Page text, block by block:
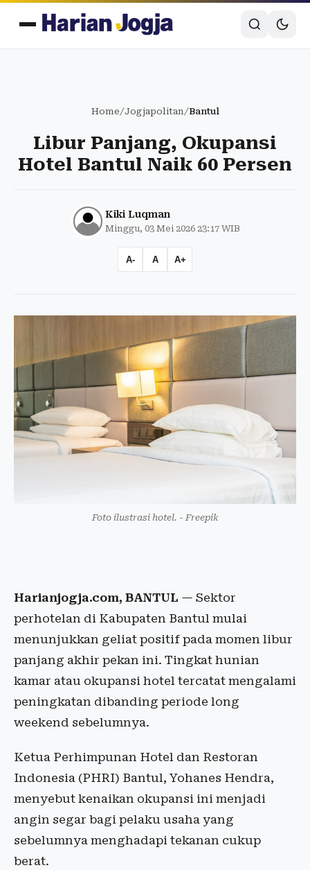
Home/Jogjapolitan/Bantul
Libur Panjang, Okupansi
Hotel Bantul Naik 60 Persen
Kiki Luqman
Minggu, 03 Mei 2026 23:17 WIB
A- A A+
Foto ilustrasi hotel. - Freepik
Harianjogja.com, BANTUL — Sektor
perhotelan di Kabupaten Bantul mulai
menunjukkan geliat positif pada momen libur
panjang akhir pekan ini. Tingkat hunian
kamar atau okupansi hotel tercatat mengalami
peningkatan dibanding periode long
weekend sebelumnya.
Ketua Perhimpunan Hotel dan Restoran
Indonesia (PHRI) Bantul, Yohanes Hendra,
menyebut kenaikan okupansi ini menjadi
angin segar bagi pelaku usaha yang
sebelumnya menghadapi tekanan cukup
berat.